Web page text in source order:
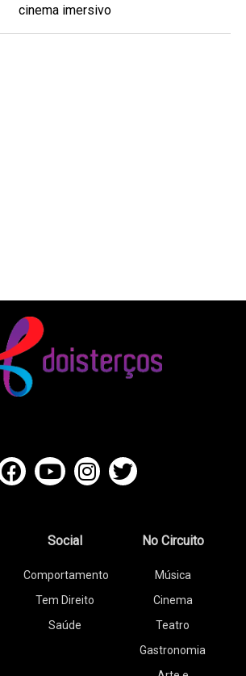
cinema imersivo
Social
Comportamento
Tem Direito
Saúde
No Circuito
Música
Cinema
Teatro
Gastronomia